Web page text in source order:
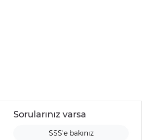
Sorularınız varsa
SSS'e bakınız